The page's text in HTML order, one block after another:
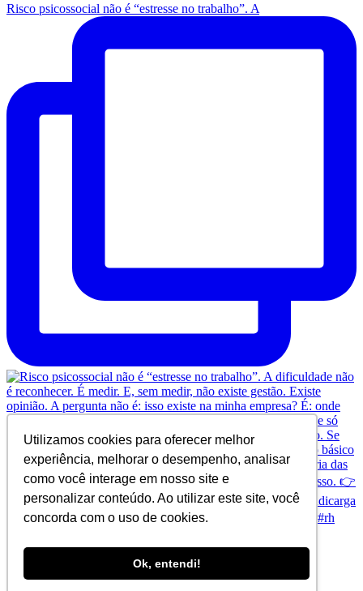
Utilizamos cookies para oferecer melhor
experiência, melhorar o desempenho, analisar
como você interage em nosso site e
personalizar conteúdo. Ao utilizar este site, você
concorda com o uso de cookies.
Ok, entendi!
Risco psicossocial não é “estresse no trabalho”. A
© Copyright 2024 SINDICARGA